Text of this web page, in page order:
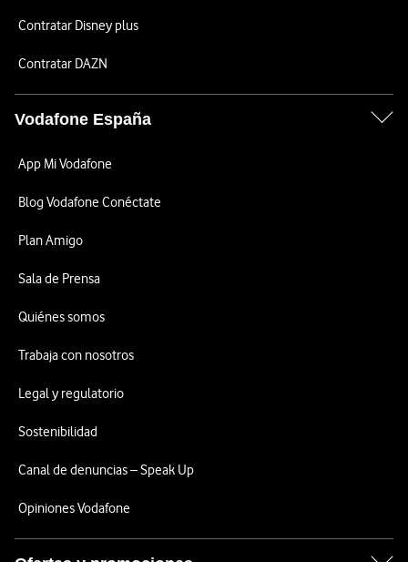
Contratar Disney plus
Contratar DAZN
Vodafone España
App Mi Vodafone
Blog Vodafone Conéctate
Plan Amigo
Sala de Prensa
Quiénes somos
Trabaja con nosotros
Legal y regulatorio
Sostenibilidad
Canal de denuncias – Speak Up
Opiniones Vodafone